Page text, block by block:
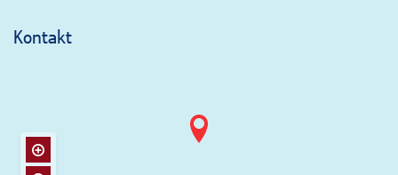
Kontakt